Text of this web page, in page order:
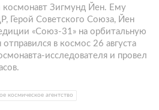
Зигмунд Йен. Ему
Герой Советского Союза, Йен
«Союз-31» на орбитальную
в космос 26 августа
исследователя и провел
космическое агентство